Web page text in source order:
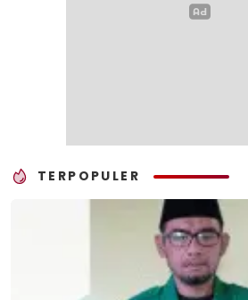
TERPOPULER